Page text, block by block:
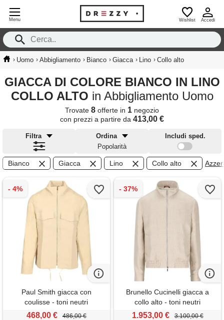
Menu Wishlist Accedi
› Uomo › Abbigliamento › Bianco › Giacca › Lino › Collo alto
GIACCA DI COLORE BIANCO IN LINO
COLLO ALTO in Abbigliamento Uomo
Trovate 8 offerte in 1 negozio
con prezzi a partire da 413,00 €
Filtra
Ordina
Popolarità
Includi sped.
Bianco Giacca Lino Collo alto
Paul Smith giacca con
coulisse - toni neutri
468,00 € 486,00 €
Brunello Cucinelli giacca a
collo alto - toni neutri
1.953,00 € 3.100,00 €